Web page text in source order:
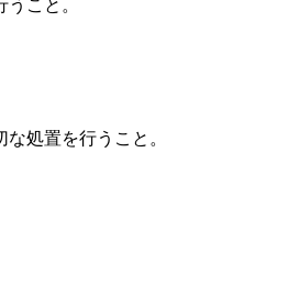
こと。
処置を行うこと。